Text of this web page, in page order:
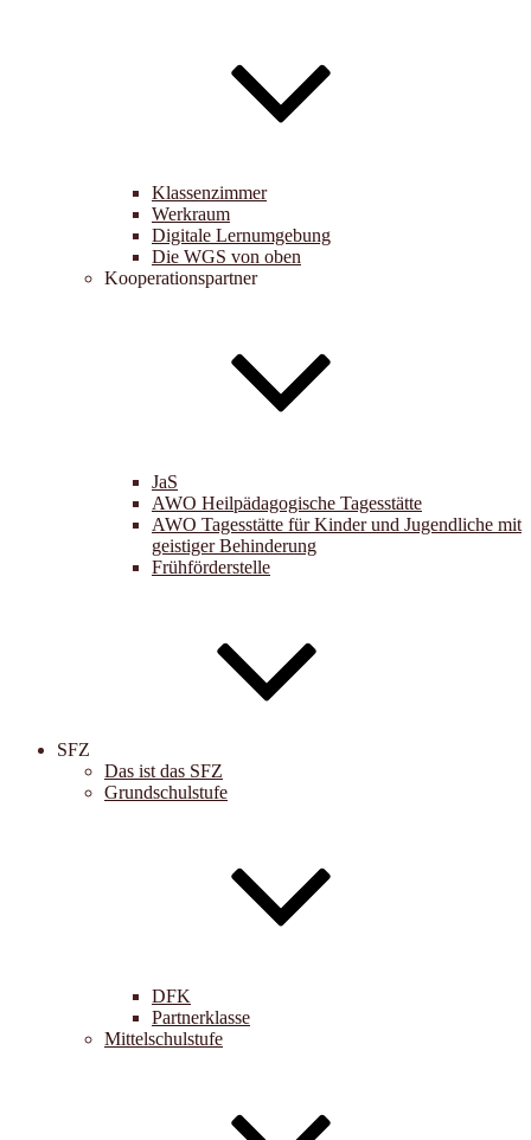
Klassenzimmer
Werkraum
Digitale Lernumgebung
Die WGS von oben
Kooperationspartner
JaS
AWO Heilpädagogische Tagesstätte
AWO Tagesstätte für Kinder und Jugendliche mit
geistiger Behinderung
Frühförderstelle
SFZ
Das ist das SFZ
Grundschulstufe
DFK
Partnerklasse
Mittelschulstufe